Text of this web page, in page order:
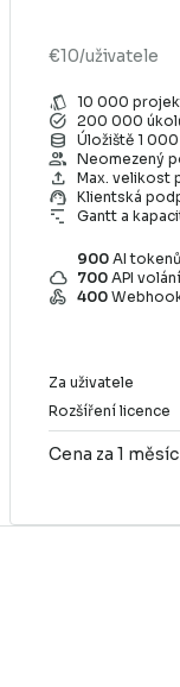
€10/uživatele
style 10 000
task_alt 200 000
database Úložiště 1 000
group Neomezený
file_upload Max. velikost
support_agent Klientská
waterfall_chart Gantt a
900 AI tokenů
cloud 700 API
webhook 400
Za uživatele
Rozšíření licence
Cena za 1 měsíc